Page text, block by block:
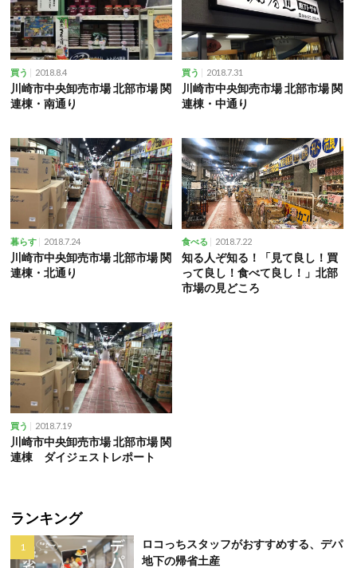
買う 2018.8.4
川崎市中央卸売市場 北部市場 関
連棟・南通り
買う 2018.7.31
川崎市中央卸売市場 北部市場 関
連棟・中通り
暮らす 2018.7.24
川崎市中央卸売市場 北部市場 関
連棟・北通り
食べる 2018.7.22
知る人ぞ知る！「見て良し！買
って良し！食べて良し！」北部
市場の見どころ
買う 2018.7.19
川崎市中央卸売市場 北部市場 関
連棟 ダイジェストレポート
ランキング
ロコっちスタッフがおすすめする、デパ
地下の帰省土産